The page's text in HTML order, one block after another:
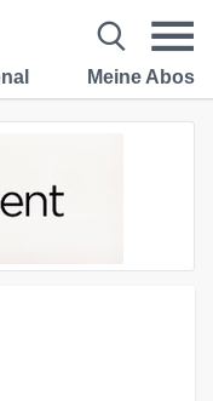
Meine Abos